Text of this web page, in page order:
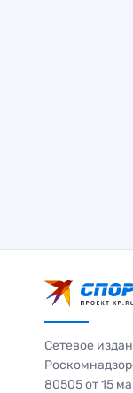
Сетевое
80505 от 15